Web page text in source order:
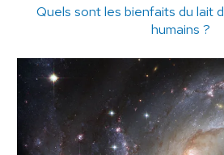
Quels sont les bienfaits du lait
humains ?